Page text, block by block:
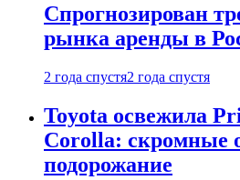
Спрогнозирован
рынка аренды в
2 года спустя2 года спустя
Toyota освежила
Corolla: скромные
подорожание